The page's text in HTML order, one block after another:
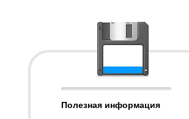
Полезная информация